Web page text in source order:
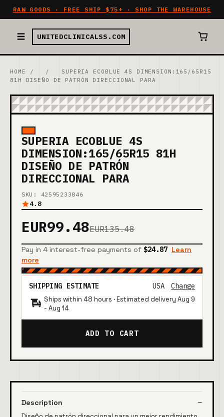
RAW GOODS · FREE SHIP $75+ · SHOP THE WAREHOUSE
UNITEDCLINICALSS.COM
HOME / /
SUPERIA ECOBLUE 4S DIMENSION:165/65R15
81H DISEÑO DE PATRÓN DIRECCIONAL PARA
SUPERIA ECOBLUE 4S
DIMENSION:165/65R15 81H
DISEÑO DE PATRÓN
DIRECCIONAL PARA
SKU: 42595233846
4.8
EUR99.48EUR135.48
Pay in 4 interest-free payments of $24.87 Learn
more
SHIPPING ESTIMATE USA Change
Ships within 48 hours · Estimated delivery Aug 9
- Aug 14
ADD TO CART
Description